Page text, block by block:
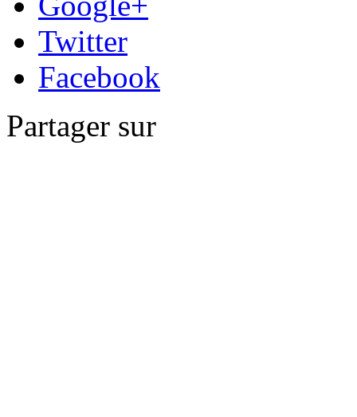
Twitter
Facebook
Partager sur